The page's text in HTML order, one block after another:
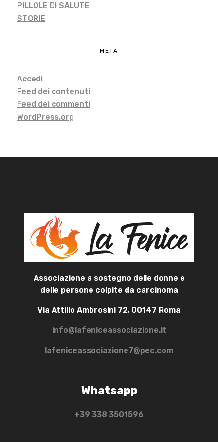
PILLOLE DI SALUTE
STORIE
META
Accedi
Feed dei contenuti
Feed dei commenti
WordPress.org
Associazione a sostegno delle donne e
delle persone colpite da carcinoma
Via Attilio Ambrosini 72, 00147 Roma
info@lafeniceassociazione.it
lafeniceassociazione7@pec.com
Whatsapp
+39 ‭338 3501596‬